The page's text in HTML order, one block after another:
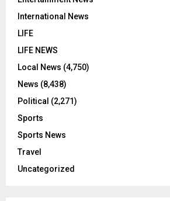
International News
LIFE
LIFE NEWS
Local News (4,750)
News (8,438)
Political (2,271)
Sports
Sports News
Travel
Uncategorized